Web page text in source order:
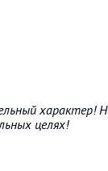
характер!
целях!